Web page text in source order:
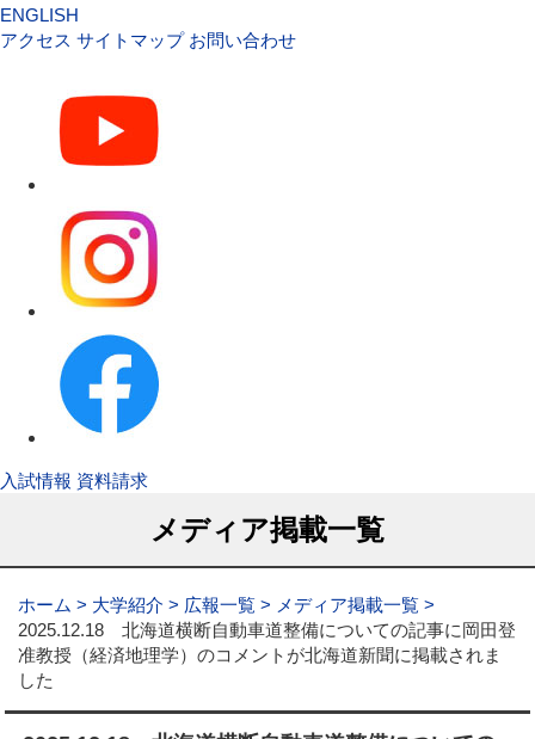
ENGLISH
アクセス サイトマップ お問い合わせ
入試情報 資料請求
メディア掲載一覧
ホーム 大学紹介 広報一覧
メディア掲載一覧
2025.12.18 北海道横断自動車道整備についての記事に岡田登
准教授（経済地理学）のコメントが北海道新聞に掲載されま
した